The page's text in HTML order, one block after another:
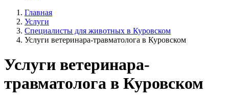
Главная
Услуги
Специалисты для животных в Куровском
Услуги ветеринара-травматолога в Куровском
Услуги ветеринара-
травматолога в Куровском